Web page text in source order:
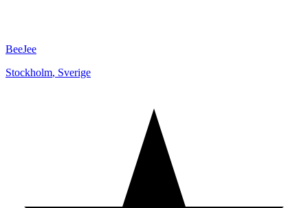
BeeJee
Stockholm, Sverige